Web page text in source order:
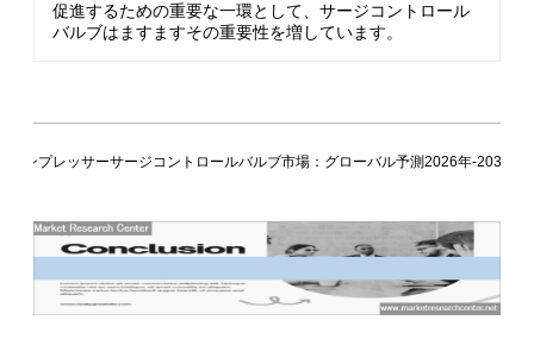
促進するための重要な一環として、サージコントロール
バルブはますますその重要性を増しています。
コンプレッサーサージコントロールバルブ市場：グローバル予測2026年-2032年